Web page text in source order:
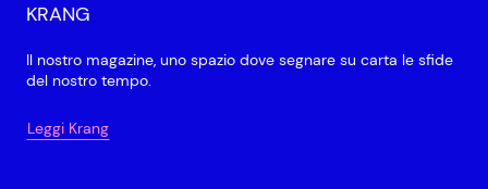
KRANG
Il nostro magazine, uno spazio dove segnare su carta le sfide
del nostro tempo.
Leggi Krang